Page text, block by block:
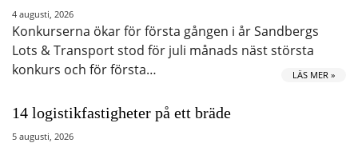
4 augusti, 2026
Konkurserna ökar för första gången i år Sandbergs
Lots & Transport stod för juli månads näst största
konkurs och för första…
LÄS MER »
14 logistikfastigheter på ett bräde
5 augusti, 2026